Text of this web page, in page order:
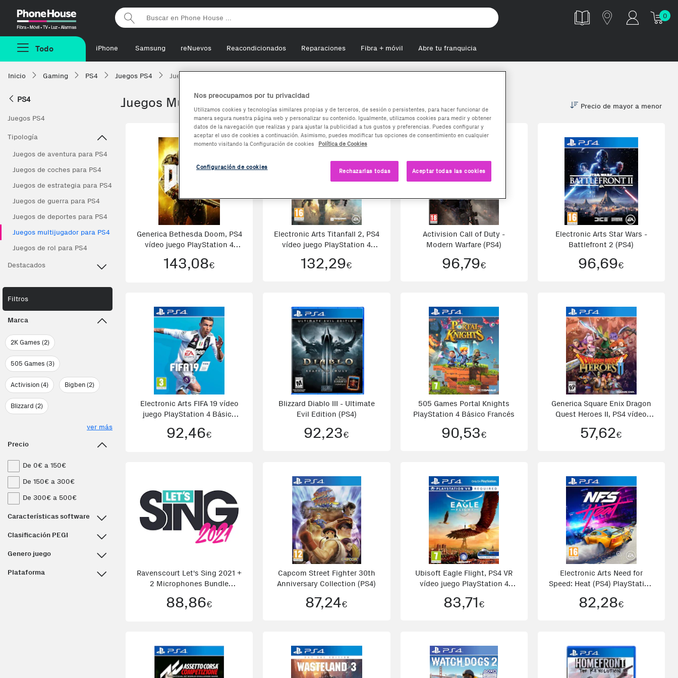
Phonehouse
0
Todo iPhone Samsung reNuevos Reacondicionados Reparaciones Fibra + móvil Abre tu franquicia
Inicio Gaming PS4 Juegos PS4 Juegos multijugador para PS4
PS4
Juegos PS4
Tipología
Juegos de aventura para PS4
Juegos de coches para PS4
Juegos de estrategia para PS4
Juegos de guerra para PS4
Juegos de deportes para PS4
Juegos multijugador para PS4
Juegos de rol para PS4
Destacados
Filtros
Marca
2K Games (2)
505 Games (3)
Activision (4) Bigben (2)
Blizzard (2)
ver más
Precio
De 0€ a 150€
De 150€ a 300€
De 300€ a 500€
Características software
Clasificación PEGI
Genero juego
Plataforma
Juegos Multijugador para PS4 Precio de mayor a menor
Generica Bethesda Doom, PS4
vídeo juego PlayStation 4
143,08€
Electronic Arts Titanfall 2, PS4
vídeo juego PlayStation 4
132,29€
Activision Call of Duty -
Modern Warfare (PS4)
96,79€
Electronic Arts Star Wars -
Battlefront 2 (PS4)
96,69€
Electronic Arts FIFA 19 vídeo
juego PlayStation 4 Básico
92,46€
Blizzard Diablo III - Ultimate
Evil Edition (PS4)
92,23€
505 Games Portal Knights
PlayStation 4 Básico Francés
90,53€
Generica Square Enix Dragon
Quest Heroes II, PS4 vídeo
Inglés, Italiano
57,62€
Ravenscourt Let's Sing 2021 +
2 Microphones Bundle
88,86€
Capcom Street Fighter 30th
Anniversary Collection (PS4)
87,24€
Ubisoft Eagle Flight, PS4 VR
vídeo juego PlayStation 4
83,71€
Electronic Arts Need for
Speed: Heat (PS4) PlayStation
82,28€
Nos preocupamos por tu privacidad
Utilizamos cookies y tecnologías similares propias y de terceros, de sesión o persistentes, para hacer funcionar de
manera segura nuestra página web y personalizar su contenido. Igualmente, utilizamos cookies para medir y obtener
datos de la navegación que realizas y para ajustar la publicidad a tus gustos y preferencias. Puedes configurar y
aceptar el uso de cookies a continuación. Asimismo, puedes modificar tus opciones de consentimiento en cualquier
momento visitando la Configuración de cookies
Política de Cookies
Rechazarlas todas Aceptar todas las cookies
Configuración de cookies